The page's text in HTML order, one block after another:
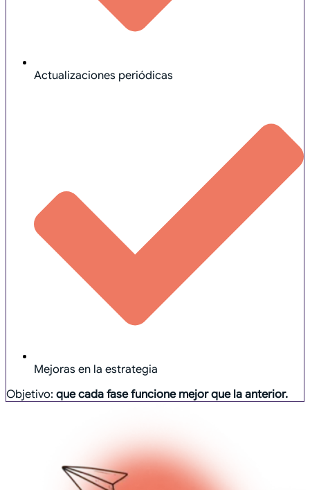
Actualizaciones periódicas
Mejoras en la estrategia
Objetivo: que cada fase funcione mejor que la anterior.